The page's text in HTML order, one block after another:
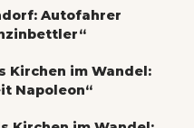
Autofahrer
Kirchen im Wandel:
Napoleon“